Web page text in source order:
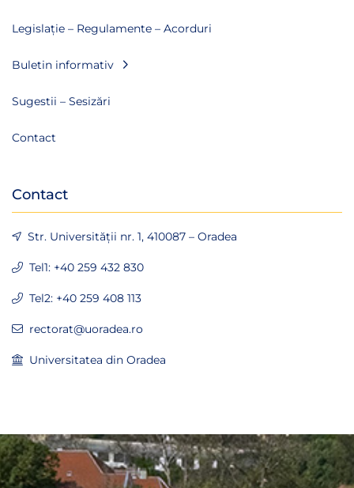
Legislație – Regulamente – Acorduri
Buletin informativ
Sugestii – Sesizări
Contact
Contact
Str. Universității nr. 1, 410087 – Oradea
Tel1: +40 259 432 830
Tel2: +40 259 408 113
rectorat@uoradea.ro
Universitatea din Oradea